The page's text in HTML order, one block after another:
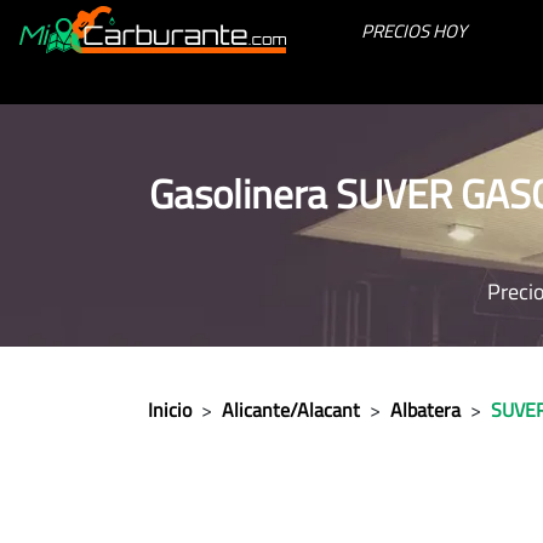
PRECIOS HOY
Gasolinera SUVER
Inicio > Alicante/Alacant > Albatera >